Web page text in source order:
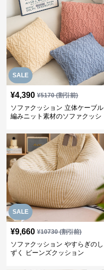
SALE
¥4,390 ¥5170(割引前)
ソファクッション 立体ケーブル
編みニット素材のソファクッシ
SALE
¥9,660 ¥10730(割引前)
ソファクッション やすらぎのし
ずく ビーンズクッション